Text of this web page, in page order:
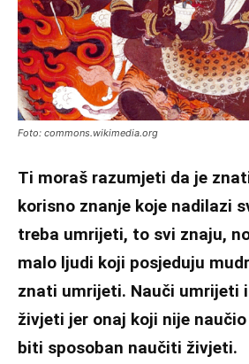
Foto: commons.wikimedia.org
Ti moraš razumjeti da je
korisno znanje koje nadilazi
treba umrijeti, to svi znaju,
malo ljudi koji posjeduju
znati umrijeti. Nauči umrijeti
živjeti jer onaj koji nije
biti sposoban naučiti živjeti.